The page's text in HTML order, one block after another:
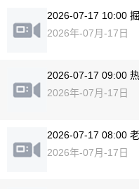
2026-07-17 10:00
2026年-07月-17日
2026-07-17 09:00
2026年-07月-17日
2026-07-17 08:00
2026年-07月-17日